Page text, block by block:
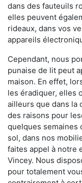
dans des fauteuils
elles peuvent
rideaux, dans vos
appareils
Cependant, nous
punaise de lit peut
maison. En effet,
les éradiquer, elles
ailleurs que dans la
des raisons pour
quelques semaines
sol, dans nos
faites appel à notre
Vincey. Nous
pour totalement